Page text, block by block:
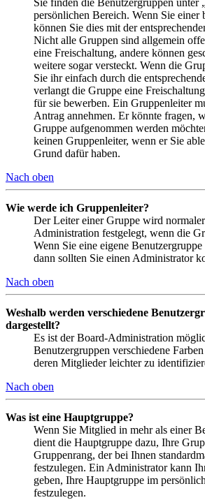
Sie finden die Benutzergruppen unter
persönlichen Bereich. Wenn Sie einer
können Sie dies mit der
Nicht alle Gruppen sind allgemein
eine Freischaltung, andere können
weitere sogar versteckt. Wenn die
Sie ihr einfach durch die
verlangt die Gruppe eine
für sie bewerben. Ein Gruppenleiter
Antrag annehmen. Er könnte fragen,
Gruppe aufgenommen werden
keinen Gruppenleiter, wenn er Sie
Grund dafür haben.
Nach oben
Wie werde ich Gruppenleiter?
Der Leiter einer Gruppe wird
Administration festgelegt, wenn die
Wenn Sie eine eigene
dann sollten Sie einen Administrator
Nach oben
Weshalb werden verschiedene
dargestellt?
Es ist der Board-Administration
Benutzergruppen verschiedene
deren Mitglieder leichter zu
Nach oben
Was ist eine Hauptgruppe?
Wenn Sie Mitglied in mehr als einer
dient die Hauptgruppe dazu, Ihre
Gruppenrang, der bei Ihnen
festzulegen. Ein Administrator kann
geben, Ihre Hauptgruppe im
festzulegen.